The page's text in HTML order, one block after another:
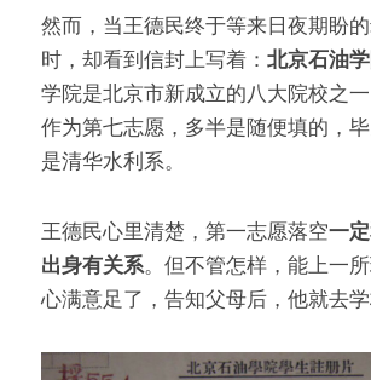
然而，当王德民终于等来日夜期盼
时，却看到信封上写着： 北京石油学
学院是北京市新成立的八大院校之
作为第七志愿，多半是随便填的，
是清华水利系。
王德民心里清楚，第一志愿落空一
出身有关系。但不管怎样，能上一
心满意足了，告知父母后，他就去学